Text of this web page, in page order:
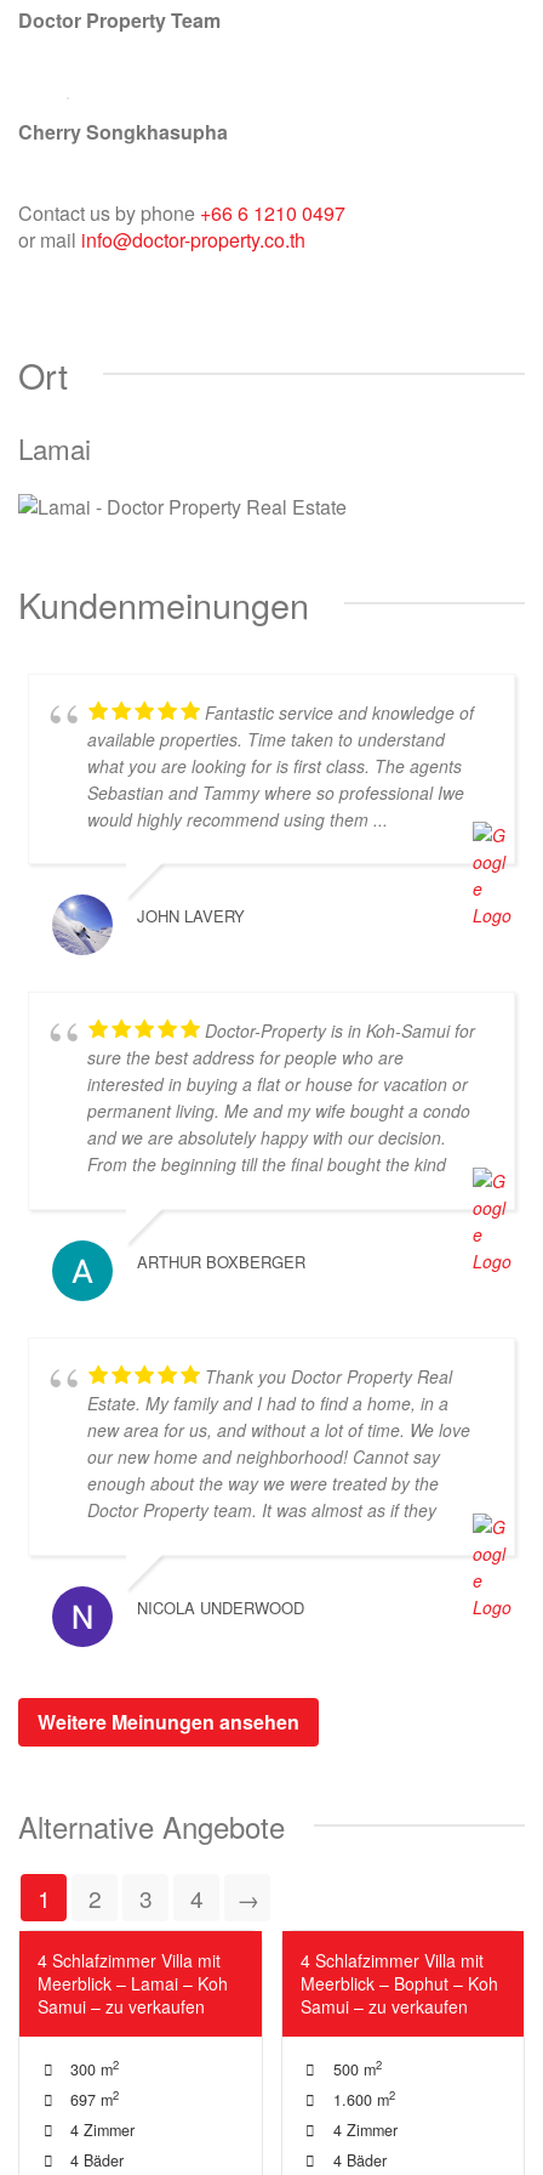
Doctor Property Team
Cherry Songkhasupha
Contact us by phone +66 6 1210 0497
or mail info@doctor-property.co.th
Ort
Lamai
Kundenmeinungen
Fantastic service and knowledge of
available properties. Time taken to understand
what you are looking for is first class. The agents
Sebastian and Tammy where so professional Iwe
would highly recommend using them ...
JOHN LAVERY
Doctor-Property is in Koh-Samui for
sure the best address for people who are
interested in buying a flat or house for vacation or
permanent living. Me and my wife bought a condo
and we are absolutely happy with our decision.
From the beginning till the final bought the kind
our decision, we never felt helpless what was an
argument for doctor-property and against the
others agencies in Thailand. We can highly
recommend the service and the beautiful buildings.
ARTHUR BOXBERGER
Thank you Doctor Property Real
Estate. My family and I had to find a home, in a
new area for us, and without a lot of time. We love
our new home and neighborhood! Cannot say
enough about the way we were treated by the
Doctor Property team. It was almost as if they
Thanks again!
NICOLA UNDERWOOD
Weitere Meinungen ansehen
Alternative Angebote
1 2 3 4 →
Teilbar in 2 separate Apartments
4 Schlafzimmer Villa mit
Meerblick – Lamai – Koh
Samui – zu verkaufen
300 m2
697 m2
4 Zimmer
4 Bäder
4 Schlafzimmer Villa mit
Meerblick – Bophut – Koh
Samui – zu verkaufen
500 m2
1.600 m2
4 Zimmer
4 Bäder